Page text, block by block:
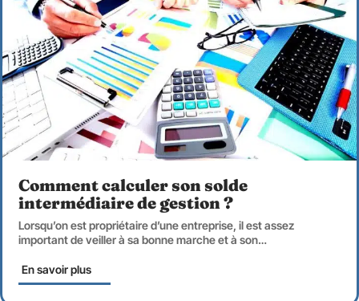
Comment calculer son solde
intermédiaire de gestion ?
Lorsqu’on est propriétaire d’une entreprise, il est assez
important de veiller à sa bonne marche et à son…
En savoir plus